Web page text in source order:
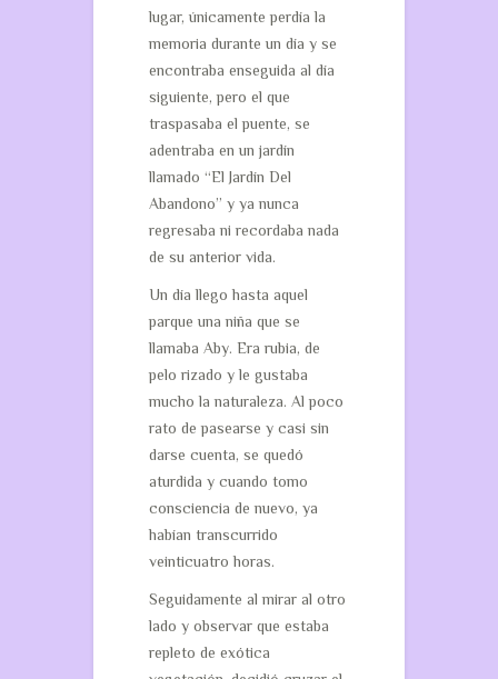
lugar, únicamente perdía la
memoria durante un día y se
encontraba enseguida al día
siguiente, pero el que
traspasaba el puente, se
adentraba en un jardín
llamado “El Jardín Del
Abandono” y ya nunca
regresaba ni recordaba nada
de su anterior vida.
Un día llego hasta aquel
parque una niña que se
llamaba Aby. Era rubia, de
pelo rizado y le gustaba
mucho la naturaleza. Al poco
rato de pasearse y casi sin
darse cuenta, se quedó
aturdida y cuando tomo
consciencia de nuevo, ya
habían transcurrido
veinticuatro horas.
Seguidamente al mirar al otro
lado y observar que estaba
repleto de exótica